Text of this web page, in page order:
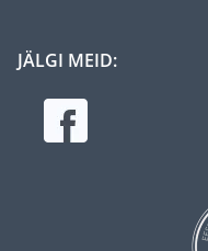
JÄLGI MEID: